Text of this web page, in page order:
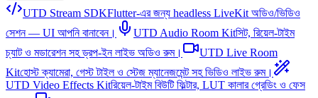
UTD Stream SDKFlutter-এর জন্য headless LiveKit অডিও/ভিডিও
সেশন — UI আপনি বানাবেন।
UTD Audio Room Kitসিট, রিয়েল-টাইম
চ্যাট ও মডারেশন সহ ড্রপ-ইন লাইভ অডিও রুম।
UTD Live Room
Kitহোস্ট ক্যামেরা, গেস্ট টাইল ও স্টেজ ম্যানেজমেন্ট সহ ভিডিও লাইভ রুম।
UTD Video Effects Kitরিয়েল-টাইম বিউটি ফিল্টার, LUT কালার গ্রেডিং ও ফেস